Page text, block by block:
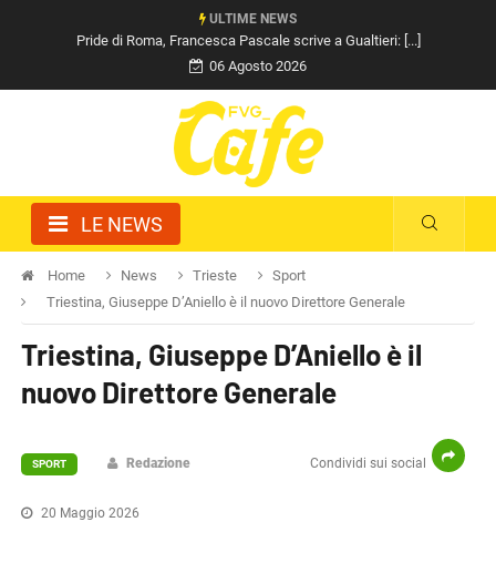
ULTIME NEWS
Pride di Roma, Francesca Pascale scrive a Gualtieri: [...]
06 Agosto 2026
LE NEWS
Home News Trieste
Sport
Triestina, Giuseppe D’Aniello è il nuovo Direttore Generale
Triestina, Giuseppe D’Aniello è il
nuovo Direttore Generale
Condividi sui social
SPORT Redazione
20 Maggio 2026